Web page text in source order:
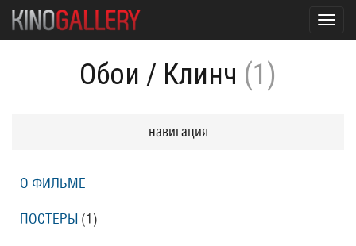
Обои / Клинч (1)
навигация
О ФИЛЬМЕ
ПОСТЕРЫ (1)